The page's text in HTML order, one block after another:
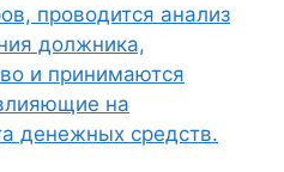
проводится анализ
должника,
и принимаются
на
денежных средств.